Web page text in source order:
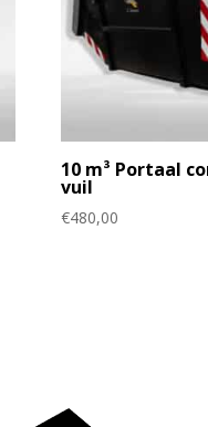
10 m³ Portaal
vuil
€480,00